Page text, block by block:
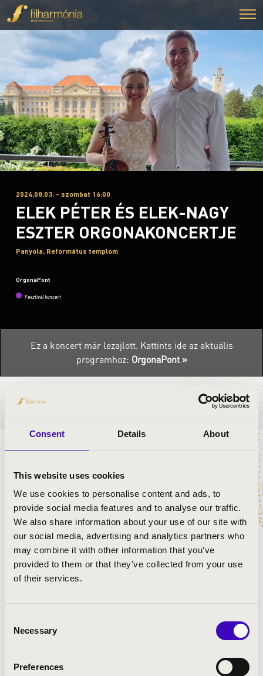
Consent Details About
This website uses cookies
We use cookies to personalise content and ads, to
provide social media features and to analyse our traffic.
We also share information about your use of our site with
our social media, advertising and analytics partners who
may combine it with other information that you’ve
provided to them or that they’ve collected from your use
of their services.
Selection
Necessary
Preferences
2024.08.03. - szombat 16:00
ELEK PÉTER ÉS ELEK-NAGY
ESZTER ORGONAKONCERTJE
Panyola, Református templom
OrgonaPont
Fesztivál koncert
Ez a koncert már lezajlott. Kattints ide az aktuális
programhoz: OrgonaPont »
BÉRLET- ÉS JEGYÁRAK
Elek Péter- orgona
Elek-Nagy Eszter- hegedű
MŰSOR:
Bach: a-moll szólószonáta - I. Grave
Mendelssohn: Lieder ohne Worte - I. E-Dúr